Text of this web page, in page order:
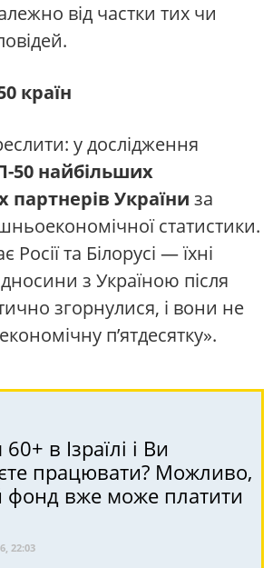
від частки тих чи
країн
у дослідження
50 найбільших
партнерів України за
статистики.
та Білорусі — їхні
з Україною після
згорнулися, і вони не
п’ятдесятку».
в Ізраїлі і Ви
працювати? Можливо,
фонд вже може платити
22:03